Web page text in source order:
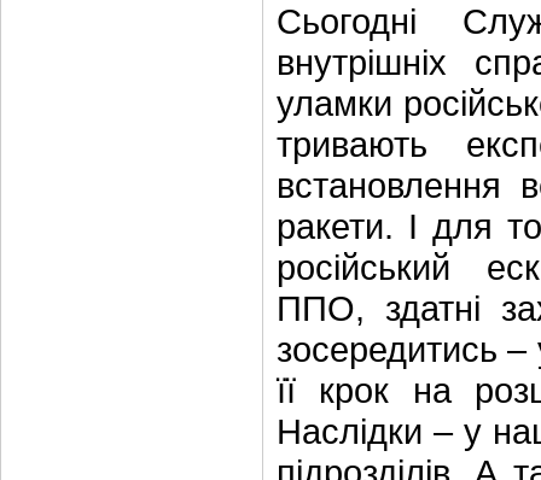
Сьогодні
внутрішніх
уламки
тривають
встановлення
ракети. І для
російський
ППО, здатні
зосередитись –
її крок на
Наслідки – у